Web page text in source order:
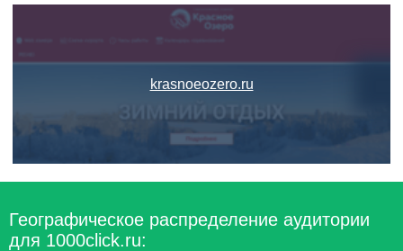
krasnoeozero.ru
Географическое распределение аудитории
для 1000click.ru: